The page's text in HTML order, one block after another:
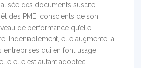
des documents suscite
des PME, conscients de son
de performance qu’elle
Indéniablement, elle augmente la
entreprises qui en font usage,
elle est autant adoptée